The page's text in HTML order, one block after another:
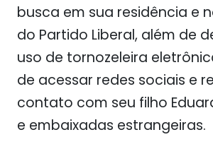
busca em sua residência e
do Partido Liberal, além de
uso de tornozeleira
de acessar redes sociais e
contato com seu filho
e embaixadas estrangeiras.